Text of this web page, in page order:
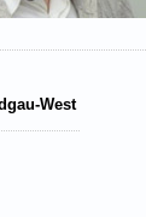
West